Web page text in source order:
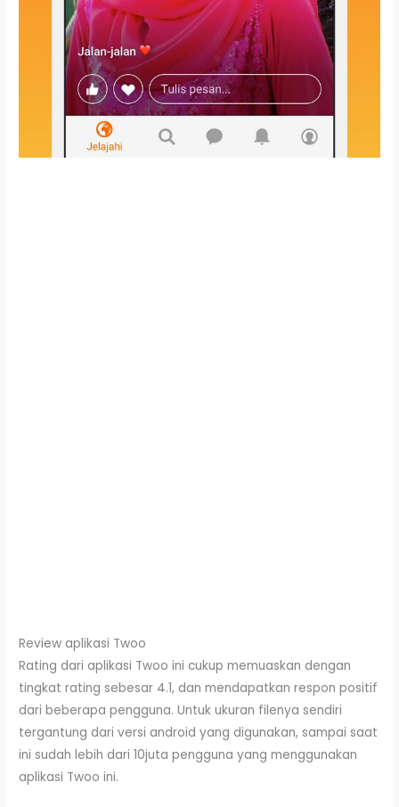
Review aplikasi Twoo
Rating dari aplikasi Twoo ini cukup memuaskan dengan
tingkat rating sebesar 4.1, dan mendapatkan respon positif
dari beberapa pengguna. Untuk ukuran filenya sendiri
tergantung dari versi android yang digunakan, sampai saat
ini sudah lebih dari 10juta pengguna yang menggunakan
aplikasi Twoo ini.